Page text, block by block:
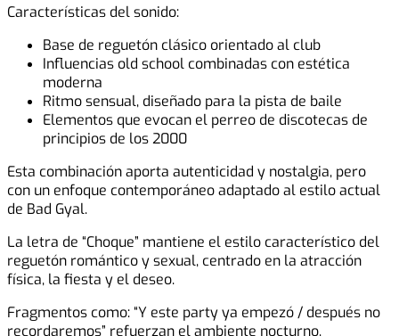
Características del sonido:
Base de reguetón clásico orientado al club
Influencias old school combinadas con estética
moderna
Ritmo sensual, diseñado para la pista de baile
Elementos que evocan el perreo de discotecas de
principios de los 2000
Esta combinación aporta autenticidad y nostalgia, pero
con un enfoque contemporáneo adaptado al estilo actual
de Bad Gyal.
La letra de “Choque” mantiene el estilo característico del
reguetón romántico y sexual, centrado en la atracción
física, la fiesta y el deseo.
Fragmentos como: “Y este party ya empezó / después no
recordaremos” refuerzan el ambiente nocturno,